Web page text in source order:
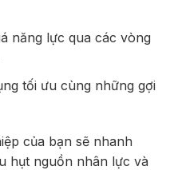
năng lực qua các vòng
tối ưu cùng những gợi
của bạn sẽ nhanh
hụt nguồn nhân lực và